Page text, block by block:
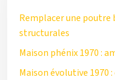
Remplacer une poutre
structurales
Maison phénix 1970 :
Maison évolutive